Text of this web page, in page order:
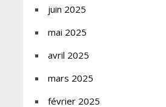
juin 2025
mai 2025
avril 2025
mars 2025
février 2025